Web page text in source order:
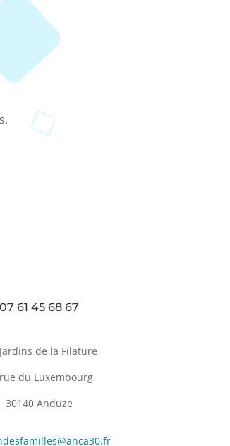
07 61 45 68 67
de la Filature
du Luxembourg
30140 Anduze